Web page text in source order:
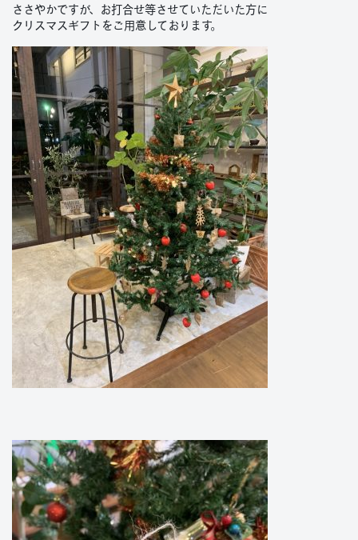
ささやかですが、お打合せ等させていただいた方に
クリスマスギフトをご用意しております。